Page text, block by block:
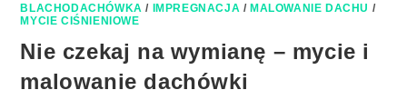
BLACHODACHÓWKA / IMPREGNACJA /MALOWANIE DACHU /
MYCIE CIŚNIENIOWE
Nie czekaj na wymianę – mycie i
malowanie dachówki